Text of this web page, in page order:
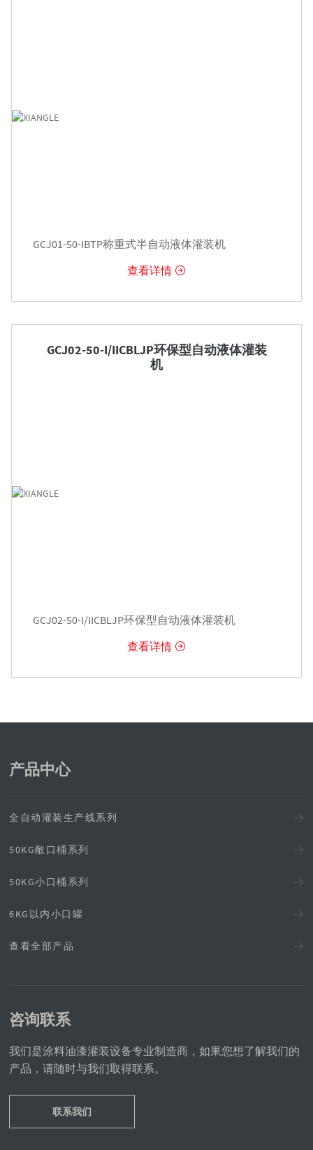
GCJ01-50-IBTP称重式半自动液体灌装机
查看详情 
GCJ02-50-I/IICBLJP环保型自动液体灌装
机
GCJ02-50-I/IICBLJP环保型自动液体灌装机
查看详情 
咨询联系
我们是涂料油漆灌装设备专业制造商，如果您想了解我们的
产品，请随时与我们取得联系。
联系我们
产品中心
全自动灌装生产线系列
50KG敞口桶系列
50KG小口桶系列
6KG以内小口罐
查看全部产品